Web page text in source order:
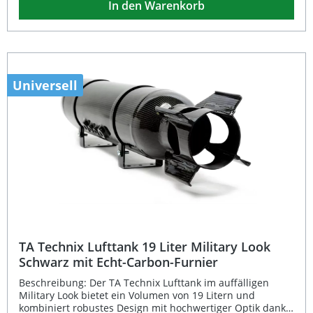
Auslegung ist der Lufttank für verschiedenste
Anwendungen im Bereich Fahrzeugtuning geeignet. Der
Lufttank ist eintragungsfrei und aus widerstandsfähigen
Anschlüsse wird eine sichere und dauerhafte Verbindung
Hochwertiger 11,5 L Lufttank im Military Look Echt Carbon-
Furnier für exklusive Optik Eintragungsfrei – keine
zusätzliche Abnahme erforderlich Mehrere
Anschlussmöglichkeiten (3× G1/4", 2× G3/8") Universell
einsetzbar für verschiedene Luftfahrwerksysteme
Lieferumfang: TA Technix Lufttank 11,5 L schwarz mit
In den Warenkorb
Universell
TA Technix Lufttank 19 Liter Military Look
Schwarz mit Echt-Carbon-Furnier
Beschreibung: Der TA Technix Lufttank im auffälligen
Military Look bietet ein Volumen von 19 Litern und
kombiniert robustes Design mit hochwertiger Optik dank